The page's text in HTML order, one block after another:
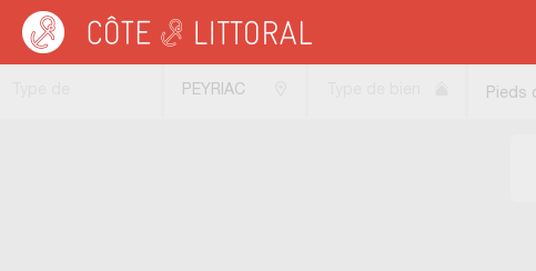
Côte & Littoral > Immobilier pieds dans l'eau > Appartements pieds dans l'eau
PEYRIAC
Pieds